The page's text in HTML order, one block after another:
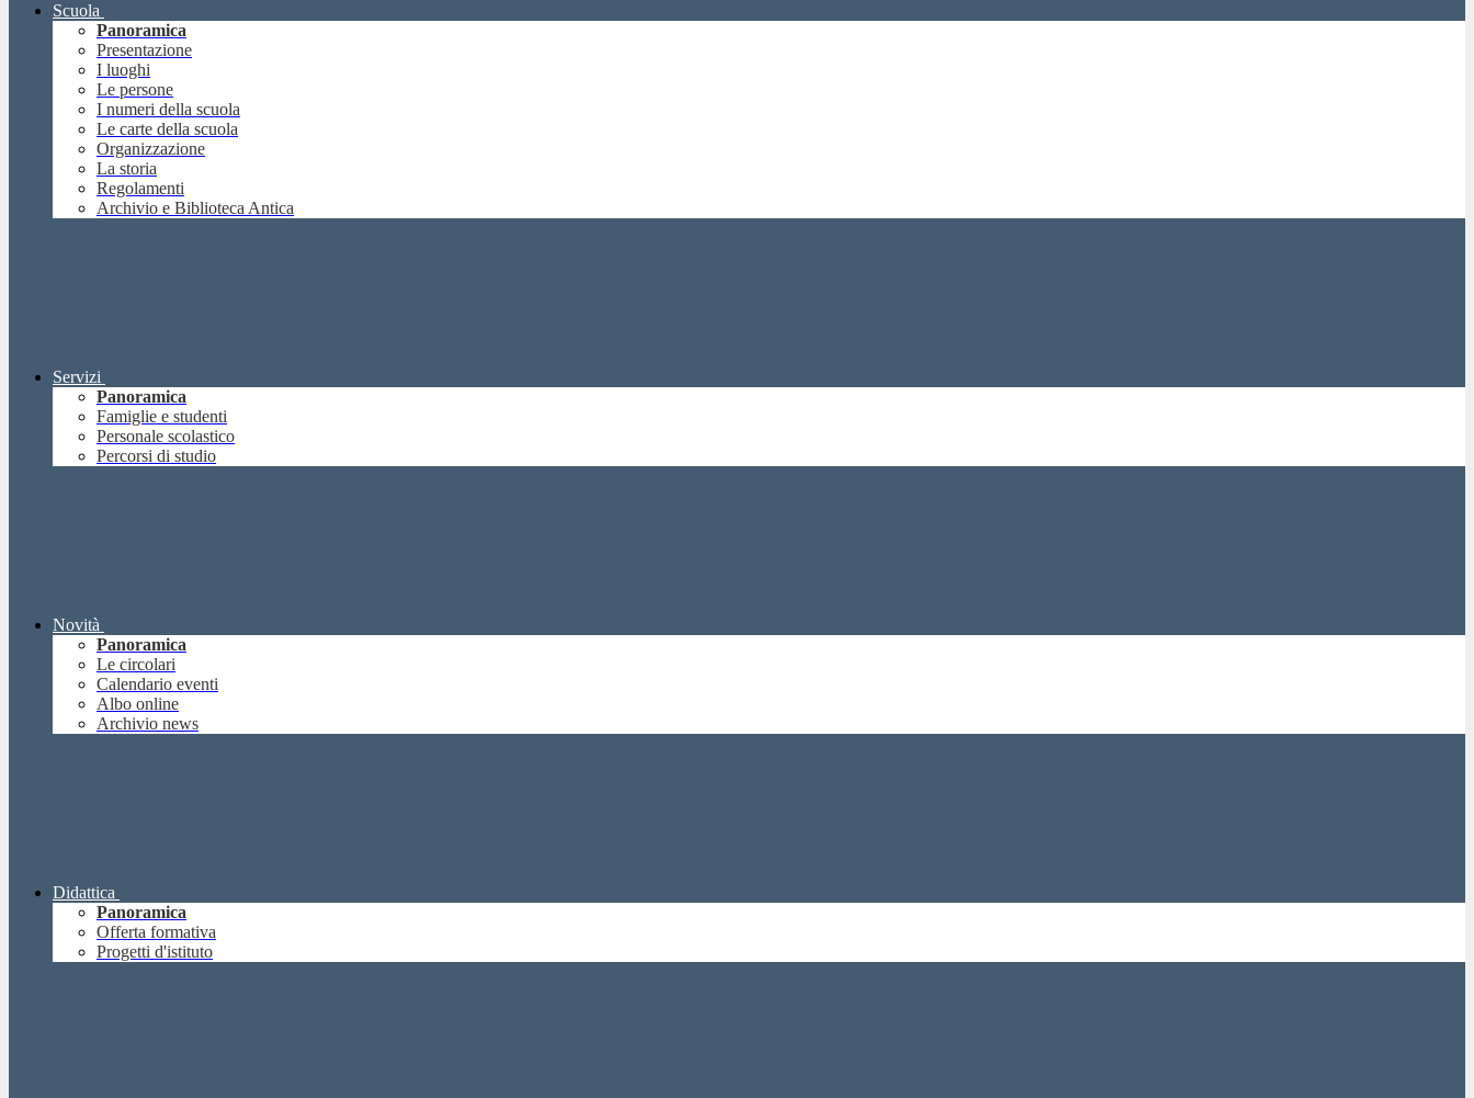
Scuola
Panoramica
Presentazione
I luoghi
Le persone
I numeri della scuola
Le carte della scuola
Organizzazione
La storia
Regolamenti
Archivio e Biblioteca Antica
Servizi
Panoramica
Famiglie e studenti
Personale scolastico
Percorsi di studio
Novità
Panoramica
Le circolari
Calendario eventi
Albo online
Archivio news
Didattica
Panoramica
Offerta formativa
Progetti d'istituto